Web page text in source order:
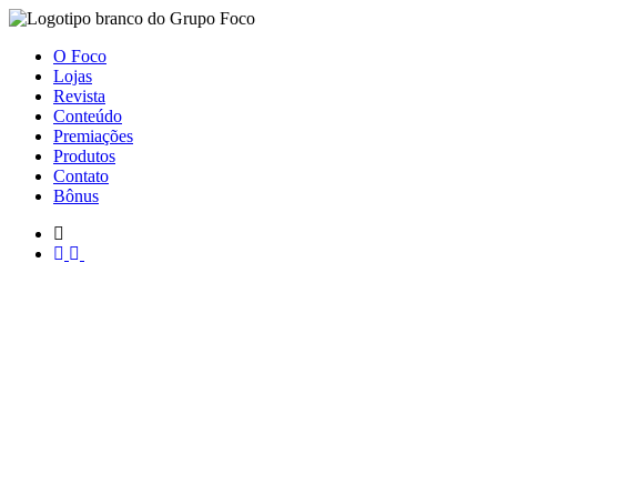
O Foco
Lojas
Revista
Conteúdo
Premiações
Produtos
Contato
Bônus